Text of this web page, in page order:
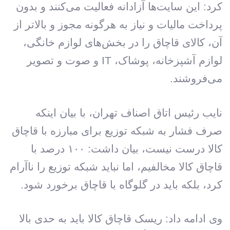
کرد: این سایت‌ها آزادانه فعالیت می‌کنند و بدون
پرداخت مالیات و نیاز به هرگونه مجوز و بالاتر از
آن، کالای قاچاق را در بخش‌های لوازم خانگی،
لوازم آشپزخانه، پوشاک، IT و صوت و تصویر
می‌فروشند.
نایب رئیس اتاق اصناف تهران، با بیان اینکه
صرف فشار به شبکه توزیع برای مبارزه با قاچاق
کالا درست نیست، بیان داشت: ۱۰۰ درصد با
قاچاق کالا مخالفیم، اما نباید شبکه توزیع را ناآرام
کرد، بلکه باید در گلوگاه با قاچاق برخورد شود.
وی ادامه داد: ریسک قاچاق کالا باید به حدی بالا